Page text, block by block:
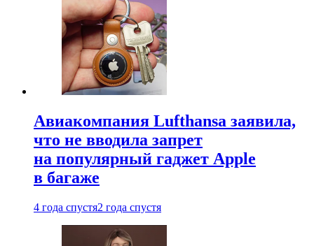
Авиакомпания Lufthansa заявила,
что не вводила запрет
на популярный гаджет Apple
в багаже
4 года спустя2 года спустя